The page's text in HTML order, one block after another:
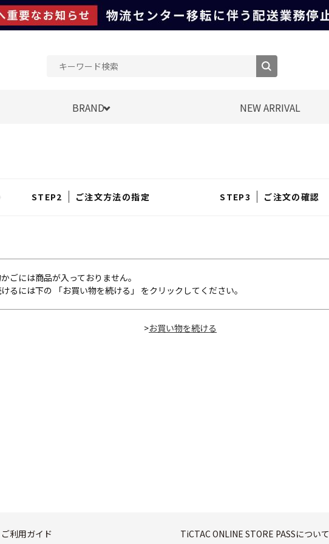
BRAND NEW ARRIVAL
ご注文方法の指定 ご注文の確認
ごには商品が入っておりません。
るには下の 「お買い物を続ける」 をクリックしてください。
>
ご利用ガイド TiCTAC ONLINE STORE PASSについて